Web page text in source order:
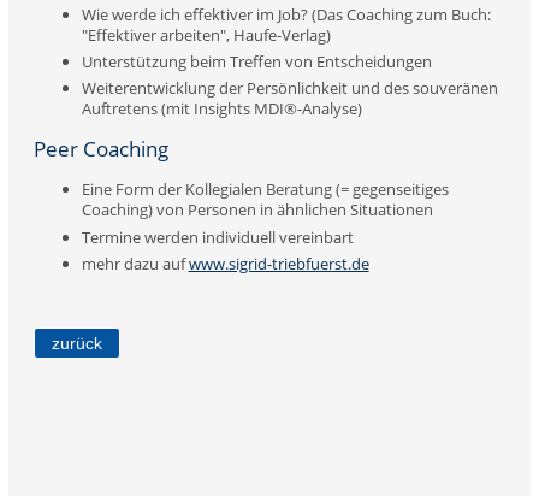
Wie werde ich effektiver im Job? (Das Coaching zum Buch:
"Effektiver arbeiten", Haufe-Verlag)
Unterstützung beim Treffen von Entscheidungen
Weiterentwicklung der Persönlichkeit und des souveränen
Auftretens (mit Insights MDI®-Analyse)
Peer Coaching
Eine Form der Kollegialen Beratung (= gegenseitiges
Coaching) von Personen in ähnlichen Situationen
Termine werden individuell vereinbart
mehr dazu aufwww.sigrid-triebfuerst.de
zurück